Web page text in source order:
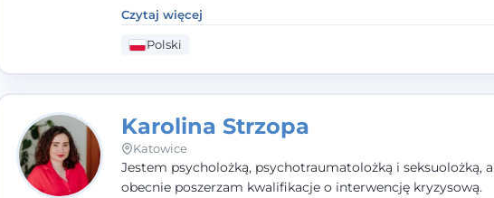
Diagnozy Psychologicznej. Aktywnie uczestniczę w
działalności Polskiego Towarzystwa Psychiatrycznego oraz
Polskiego Towarzystwa Psychologicznego, a także jestem
Czytaj więcej
Polski
Karolina Strzopa
Katowice
Jestem psycholożką, psychotraumatolożką i seksuolożką, a
obecnie poszerzam kwalifikacje o interwencję kryzysową.